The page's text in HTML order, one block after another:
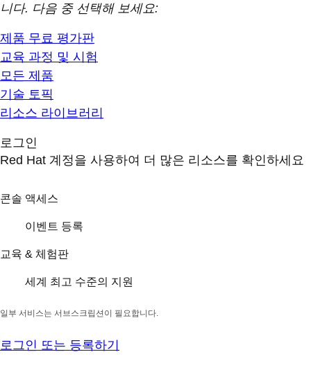
니다. 다음 중 선택해 보세요:
제품 무료 평가판
교육 과정 및 시험
모든 제품
기술 토픽
리소스 라이브러리
로그인
Red Hat 계정을 사용하여 더 많은 리소스를 확인하세요
콘솔 액세스
이벤트 등록
교육 & 체험판
세계 최고 수준의 지원
일부 서비스는 서브스크립션이 필요합니다.
로그인 또는 등록하기